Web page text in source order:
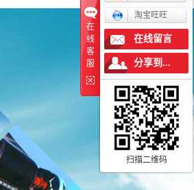
在
线
客
服
淘宝旺旺
在线留言
分享到...
扫描二维码